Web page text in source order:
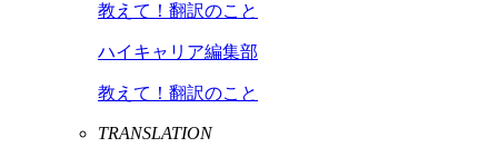
教えて！翻訳のこと
ハイキャリア編集部
教えて！翻訳のこと
TRANSLATION